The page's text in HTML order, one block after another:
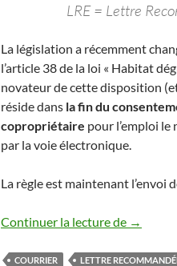
LRE = Lettre
La législation a récemment
l’article 38 de la loi « Habitat
novateur de cette disposition
réside dans la fin du
copropriétaire pour l’emploi
par la voie électronique.
La règle est maintenant l’envoi
Continuer la lecture de LRE –
→
COURRIER LETTRE